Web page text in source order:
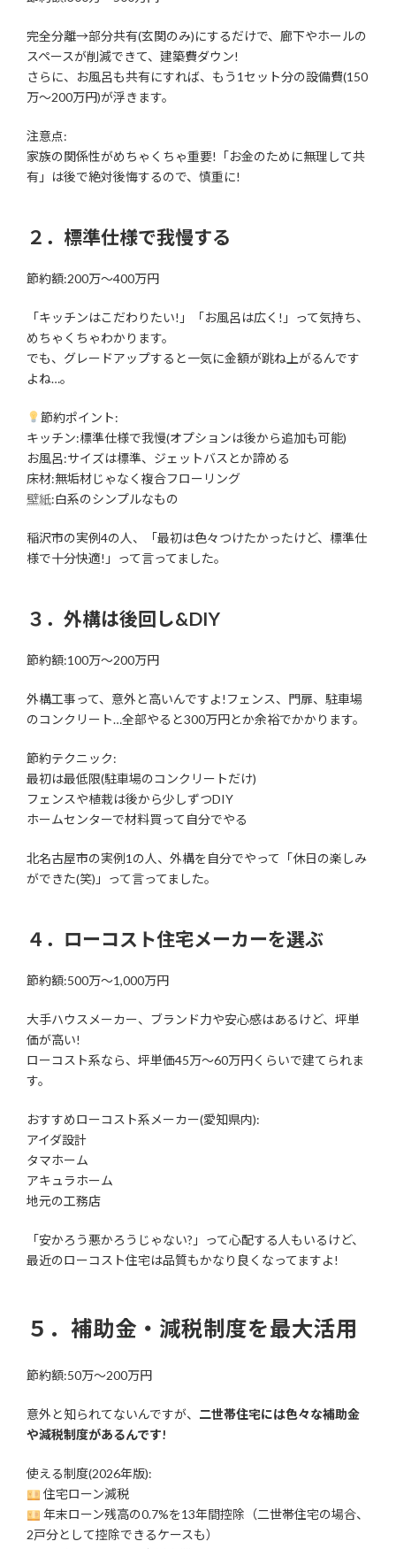
完全分離→部分共有(玄関のみ)にするだけで、廊下やホールの
スペースが削減できて、建築費ダウン!
さらに、お風呂も共有にすれば、もう1セット分の設備費(150
万〜200万円)が浮きます。
注意点:
家族の関係性がめちゃくちゃ重要!「お金のために無理して共
有」は後で絶対後悔するので、慎重に!
２．標準仕様で我慢する
節約額:200万〜400万円
「キッチンはこだわりたい!」「お風呂は広く!」って気持ち、
めちゃくちゃわかります。
でも、グレードアップすると一気に金額が跳ね上がるんです
よね…。
節約ポイント:
キッチン:標準仕様で我慢(オプションは後から追加も可能)
お風呂:サイズは標準、ジェットバスとか諦める
床材:無垢材じゃなく複合フローリング
壁紙:白系のシンプルなもの
稲沢市の実例4の人、「最初は色々つけたかったけど、標準仕
様で十分快適!」って言ってました。
３．外構は後回し&DIY
節約額:100万〜200万円
外構工事って、意外と高いんですよ!フェンス、門扉、駐車場
のコンクリート…全部やると300万円とか余裕でかかります。
節約テクニック:
最初は最低限(駐車場のコンクリートだけ)
フェンスや植栽は後から少しずつDIY
ホームセンターで材料買って自分でやる
北名古屋市の実例1の人、外構を自分でやって「休日の楽しみ
ができた(笑)」って言ってました。
４．ローコスト住宅メーカーを選ぶ
節約額:500万〜1,000万円
大手ハウスメーカー、ブランド力や安心感はあるけど、坪単
価が高い!
ローコスト系なら、坪単価45万〜60万円くらいで建てられま
す。
おすすめローコスト系メーカー(愛知県内):
アイダ設計
タマホーム
アキュラホーム
地元の工務店
「安かろう悪かろうじゃない?」って心配する人もいるけど、
最近のローコスト住宅は品質もかなり良くなってますよ!
５．補助金・減税制度を最大活用
節約額:50万〜200万円
意外と知られてないんですが、 二世帯住宅には色々な補助金
や減税制度があるんです!
使える制度(2026年版):
住宅ローン減税
年末ローン残高の0.7%を13年間控除（二世帯住宅の場合、
2戸分として控除できるケースも）